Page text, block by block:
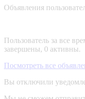
Объявления
Пользователь за все
завершены, 0 активны.
Посмотреть все
Вы отключили